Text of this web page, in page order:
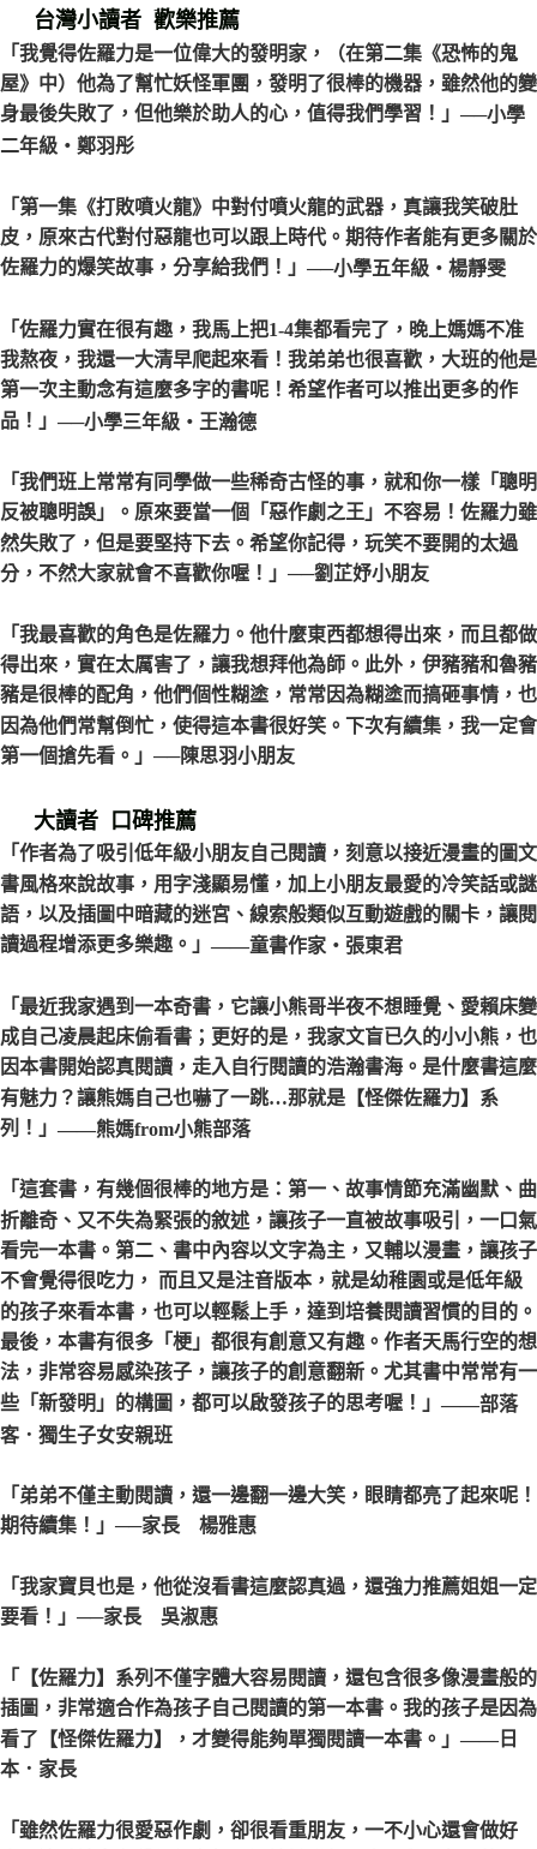
台灣小讀者 歡樂推薦
「我覺得佐羅力是一位偉大的發明家，（在第二集《恐怖的鬼
屋》中）他為了幫忙妖怪軍團，發明了很棒的機器，雖然他的變
身最後失敗了，但他樂於助人的心，值得我們學習！」 ──小學
二年級‧鄭羽彤
「第一集《打敗噴火龍》中對付噴火龍的武器，真讓我笑破肚
皮，原來古代對付惡龍也可以跟上時代。期待作者能有更多關於
佐羅力的爆笑故事，分享給我們！」 ──小學五年級‧楊靜雯
「佐羅力實在很有趣，我馬上把1-4集都看完了，晚上媽媽不准
我熬夜，我還一大清早爬起來看！我弟弟也很喜歡，大班的他是
第一次主動念有這麼多字的書呢！希望作者可以推出更多的作
品！」 ──小學三年級‧王瀚德
「我們班上常常有同學做一些稀奇古怪的事，就和你一樣「聰明
反被聰明誤」。原來要當一個「惡作劇之王」不容易！佐羅力雖
然失敗了，但是要堅持下去。希望你記得，玩笑不要開的太過
分，不然大家就會不喜歡你喔！」 ──劉芷妤小朋友
「我最喜歡的角色是佐羅力。他什麼東西都想得出來，而且都做
得出來，實在太厲害了，讓我想拜他為師。此外，伊豬豬和魯豬
豬是很棒的配角，他們個性糊塗，常常因為糊塗而搞砸事情，也
因為他們常幫倒忙，使得這本書很好笑。下次有續集，我一定會
第一個搶先看。」 ──陳思羽小朋友
大讀者 口碑推薦
「作者為了吸引低年級小朋友自己閱讀，刻意以接近漫畫的圖文
書風格來說故事，用字淺顯易懂，加上小朋友最愛的冷笑話或謎
語，以及插圖中暗藏的迷宮、線索般類似互動遊戲的關卡，讓閱
讀過程增添更多樂趣。」 ——童書作家‧張東君
「最近我家遇到一本奇書，它讓小熊哥半夜不想睡覺、愛賴床變
成自己凌晨起床偷看書；更好的是，我家文盲已久的小小熊，也
因本書開始認真閱讀，走入自行閱讀的浩瀚書海。是什麼書這麼
有魅力？讓熊媽自己也嚇了一跳…那就是【怪傑佐羅力】系
列！」 ——熊媽from小熊部落
「這套書，有幾個很棒的地方是：第一、故事情節充滿幽默、曲
折離奇、又不失為緊張的敘述，讓孩子一直被故事吸引，一口氣
看完一本書。第二、書中內容以文字為主，又輔以漫畫，讓孩子
不會覺得很吃力， 而且又是注音版本，就是幼稚園或是低年級
的孩子來看本書，也可以輕鬆上手，達到培養閱讀習慣的目的。
最後，本書有很多「梗」都很有創意又有趣。作者天馬行空的想
法，非常容易感染孩子，讓孩子的創意翻新。尤其書中常常有一
些「新發明」的構圖，都可以啟發孩子的思考喔！」 ——部落
客．獨生子女安親班
「弟弟不僅主動閱讀，還一邊翻一邊大笑，眼睛都亮了起來呢！
期待續集！」 ──家長 楊雅惠
「我家寶貝也是，他從沒看書這麼認真過，還強力推薦姐姐一定
要看！」 ──家長 吳淑惠
「【佐羅力】系列不僅字體大容易閱讀，還包含很多像漫畫般的
插圖，非常適合作為孩子自己閱讀的第一本書。我的孩子是因為
看了【怪傑佐羅力】，才變得能夠單獨閱讀一本書。」 ——日
本．家長
「雖然佐羅力很愛惡作劇，卻很看重朋友，一不小心還會做好